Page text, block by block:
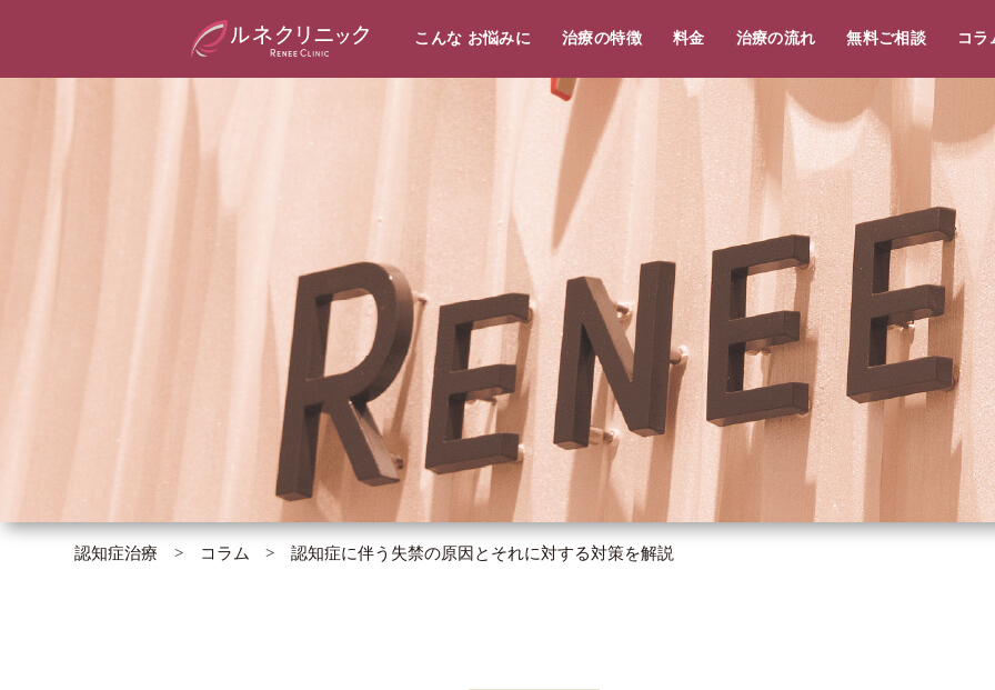
こんな お悩みに 治療の特徴 料金 治療の流れ 無料ご相談 コラ
認知症治療 コラム 認知症に伴う失禁の原因とそれに対する対策を解説